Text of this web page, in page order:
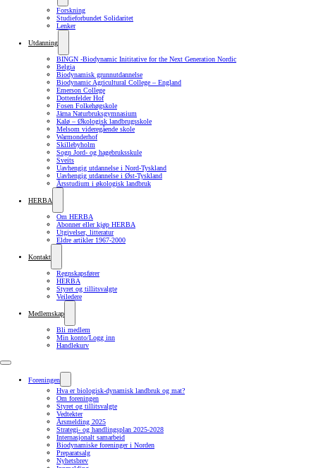
Forskning
Studieforbundet Solidaritet
Lenker
Utdanning
BINGN -Biodynamic Inititative for the Next Generation Nordic
Belgia
Biodynamisk grunnutdannelse
Biodynamic Agricultural College – England
Emerson College
Dottenfelder Hof
Fosen Folkehøgskole
Järna Naturbruksgymnasium
Kalø – Økologisk landbrugsskole
Melsom videregående skole
Warmonderhof
Skillebyholm
Sogn Jord- og hagebruksskule
Sveits
Uavhengig utdannelse i Nord-Tyskland
Uavhengig utdannelse i Øst-Tyskland
Årsstudium i økologisk landbruk
HERBA
Om HERBA
Abonner eller kjøp HERBA
Utgivelser, litteratur
Eldre artikler 1967-2000
Kontakt
Regnskapsfører
HERBA
Styret og tillitsvalgte
Veiledere
Medlemskap
Bli medlem
Min konto/Logg inn
Handlekurv
Foreningen
Hva er biologisk-dynamisk landbruk og mat?
Om foreningen
Styret og tillitsvalgte
Vedtekter
Årsmelding 2025
Strategi- og handlingsplan 2025-2028
Internasjonalt samarbeid
Biodynamiske foreninger i Norden
Preparatsalg
Nyhetsbrev